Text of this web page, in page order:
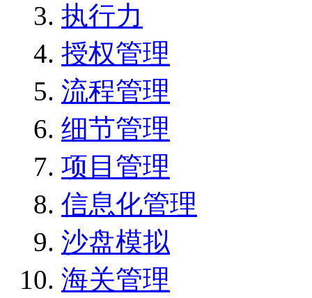
执行力
授权管理
流程管理
细节管理
项目管理
信息化管理
沙盘模拟
海关管理